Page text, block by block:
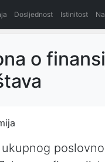
Dosljednost Istinitost
o